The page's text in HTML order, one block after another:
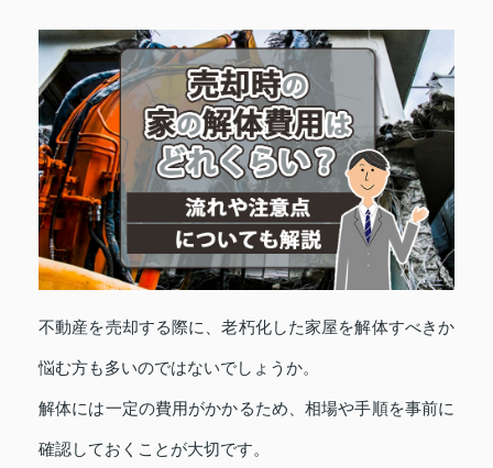
不動産を売却する際に、老朽化した家屋を解体すべきか
悩む方も多いのではないでしょうか。
解体には一定の費用がかかるため、相場や手順を事前に
確認しておくことが大切です。